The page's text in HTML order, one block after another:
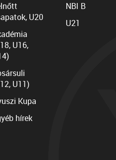
U20
U16,
U11)
Kupa
hírek
NBI B
U21